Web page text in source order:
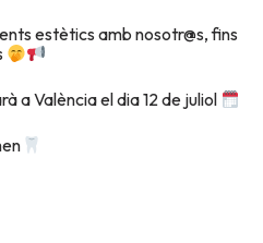
estètics amb nosotr@s, fins
a València el dia 12 de juliol